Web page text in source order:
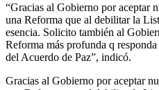
“Gracias al Gobierno por aceptar
una Reforma que al debilitar la
esencia. Solicito también al
Reforma más profunda q
del Acuerdo de Paz”, indicó.
Gracias al Gobierno por aceptar